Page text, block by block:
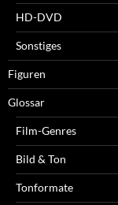
HD-DVD
Sonstiges
Figuren
Glossar
Film-Genres
Bild & Ton
Tonformate